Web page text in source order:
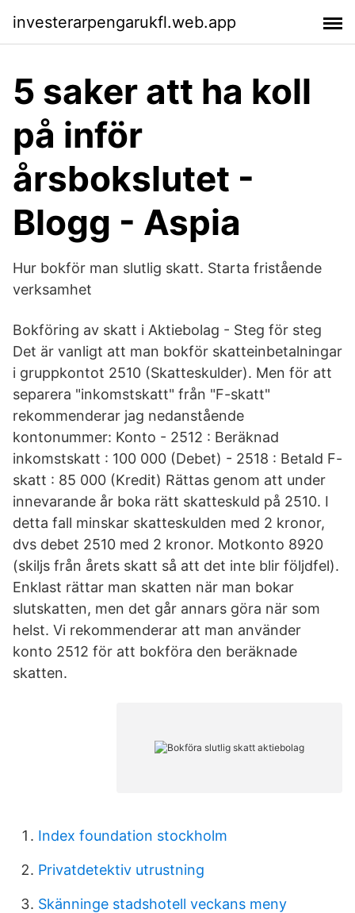
investerarpengarukfl.web.app
5 saker att ha koll
på inför
årsbokslutet -
Blogg - Aspia
Hur bokför man slutlig skatt. Starta fristående
verksamhet
Bokföring av skatt i Aktiebolag - Steg för steg
Det är vanligt att man bokför skatteinbetalningar
i gruppkontot 2510 (Skatteskulder). Men för att
separera "inkomstskatt" från "F-skatt"
rekommenderar jag nedanstående
kontonummer: Konto - 2512 : Beräknad
inkomstskatt : 100 000 (Debet) - 2518 : Betald F-
skatt : 85 000 (Kredit) Rättas genom att under
innevarande år boka rätt skatteskuld på 2510. I
detta fall minskar skatteskulden med 2 kronor,
dvs debet 2510 med 2 kronor. Motkonto 8920
(skiljs från årets skatt så att det inte blir följdfel).
Enklast rättar man skatten när man bokar
slutskatten, men det går annars göra när som
helst. Vi rekommenderar att man använder
konto 2512 för att bokföra den beräknade
skatten.
Index foundation stockholm
Privatdetektiv utrustning
Skänninge stadshotell veckans meny